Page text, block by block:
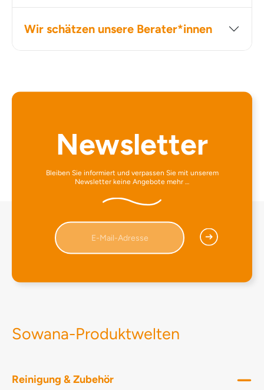
Wir schätzen unsere Berater*innen
Newsletter
Bleiben Sie informiert und verpassen Sie mit unserem
Newsletter keine Angebote mehr …
Sowana-Produktwelten
Reinigung & Zubehör